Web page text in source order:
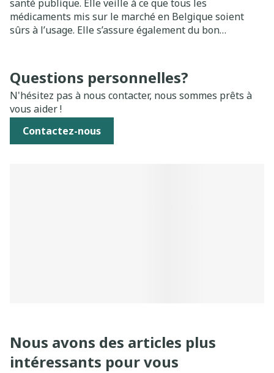
santé publique. Elle veille à ce que tous les
médicaments mis sur le marché en Belgique soient
sûrs à l’usage. Elle s’assure également du bon
Agence fédérale des médicaments et des produits de
santé, Avenue Galilée 5/03, 1210 BRUXELLES.
Questions personnelles?
N'hésitez pas à nous contacter, nous sommes prêts à
vous aider !
Contactez-nous
Nous avons des articles plus
intéressants pour vous